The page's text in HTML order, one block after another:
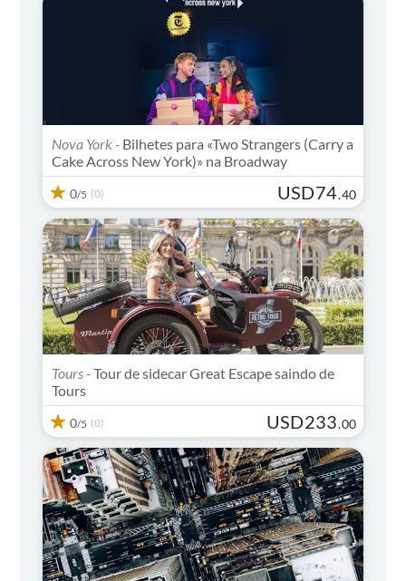
Nova York - Bilhetes para «Two Strangers (Carry a
Cake Across New York)» na Broadway
0/5 (0) USD74.40
Tours -Tour de sidecar Great Escape saindo de
Tours
0/5 (0) USD233.00